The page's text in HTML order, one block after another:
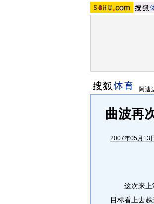
阿迪
曲波再
2007年05月13
这次来上海
目标看上去